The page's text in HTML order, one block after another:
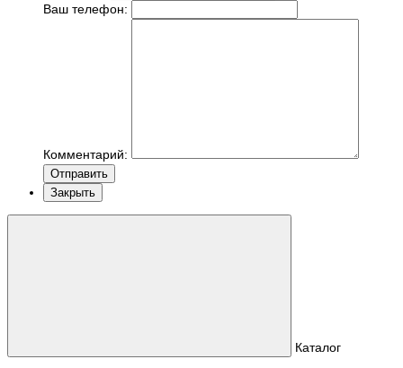
Ваш телефон:
Комментарий:
Отправить
Закрыть
Каталог